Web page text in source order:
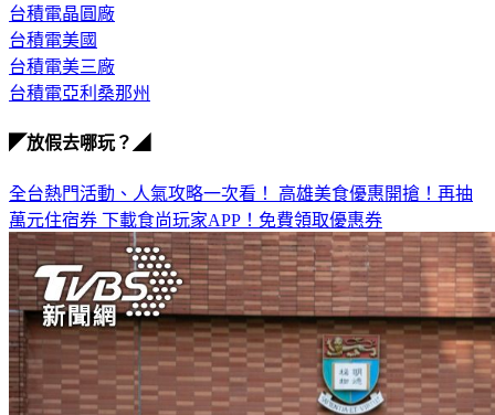
台積電晶圓廠
台積電美國
台積電美三廠
台積電亞利桑那州
◤放假去哪玩？◢
全台熱門活動、人氣攻略一次看！ 高雄美食優惠開搶！再抽
萬元住宿券 下載食尚玩家APP！免費領取優惠券